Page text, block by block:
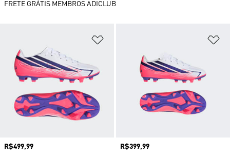
Preço
R$499,99
Preço
R$399,99
FRETE GRÁTIS MEMBROS ADICLUB